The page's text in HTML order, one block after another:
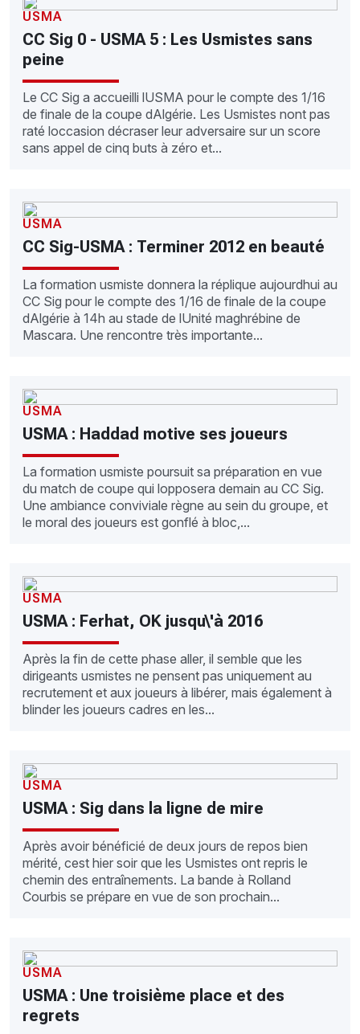
USMA
CC Sig 0 - USMA 5 : Les Usmistes sans
peine
Le CC Sig a accueilli lUSMA pour le compte des 1/16
de finale de la coupe dAlgérie. Les Usmistes nont pas
raté loccasion décraser leur adversaire sur un score
sans appel de cinq buts à zéro et...
USMA
CC Sig-USMA : Terminer 2012 en beauté
La formation usmiste donnera la réplique aujourdhui au
CC Sig pour le compte des 1/16 de finale de la coupe
dAlgérie à 14h au stade de lUnité maghrébine de
Mascara. Une rencontre très importante...
USMA
USMA : Haddad motive ses joueurs
La formation usmiste poursuit sa préparation en vue
du match de coupe qui lopposera demain au CC Sig.
Une ambiance conviviale règne au sein du groupe, et
le moral des joueurs est gonflé à bloc,...
USMA
USMA : Ferhat, OK jusqu\'à 2016
Après la fin de cette phase aller, il semble que les
dirigeants usmistes ne pensent pas uniquement au
recrutement et aux joueurs à libérer, mais également à
blinder les joueurs cadres en les...
USMA
USMA : Sig dans la ligne de mire
Après avoir bénéficié de deux jours de repos bien
mérité, cest hier soir que les Usmistes ont repris le
chemin des entraînements. La bande à Rolland
Courbis se prépare en vue de son prochain...
USMA
USMA : Une troisième place et des
regrets